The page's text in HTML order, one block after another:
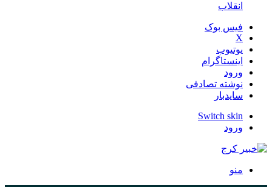
انقلاب
فیس بوک
X
یوتیوب
اینستاگرام
ورود
نوشته تصادفی
سایدبار
Switch skin
ورود
منو